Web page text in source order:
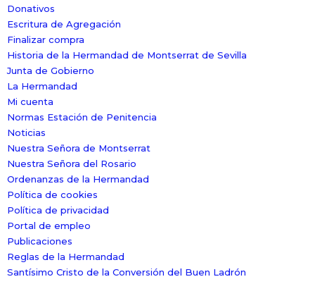
Donativos
Escritura de Agregación
Finalizar compra
Historia de la Hermandad de Montserrat de Sevilla
Junta de Gobierno
La Hermandad
Mi cuenta
Normas Estación de Penitencia
Noticias
Nuestra Señora de Montserrat
Nuestra Señora del Rosario
Ordenanzas de la Hermandad
Política de cookies
Política de privacidad
Portal de empleo
Publicaciones
Reglas de la Hermandad
Santísimo Cristo de la Conversión del Buen Ladrón